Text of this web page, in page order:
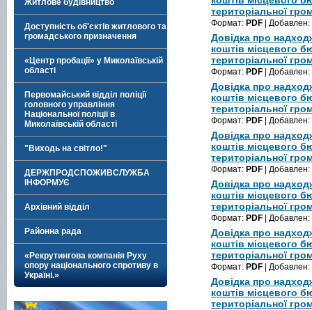
Житлове будівництво
Доступність об'єктів житлового та
громадського призначення
«Центр пробації» у Миколаївській
області
Первомайський відділ поліції
головного управління
Національної поліції в
Миколаївській області
"Виходь на світло!"
ДЕРЖПРОДСПОЖИВСЛУЖБА
ІНФОРМУЄ
Архівний відділ
Районна рада
«Рекрутингова компанія Руху
опору національного спротиву в
Україні.»
територіальної
Формат: PDF | Добавлен:
Довідка про
коштів місцевого
територіальної
Формат: PDF | Добавлен:
Довідка про
коштів місцевого
територіальної
Формат: PDF | Добавлен:
Довідка про
коштів місцевого
територіальної
Формат: PDF | Добавлен:
Довідка про
коштів місцевого
територіальної
Формат: PDF | Добавлен:
Довідка про
коштів місцевого
територіальної
Формат: PDF | Добавлен:
Довідка про
коштів місцевого
територіальної